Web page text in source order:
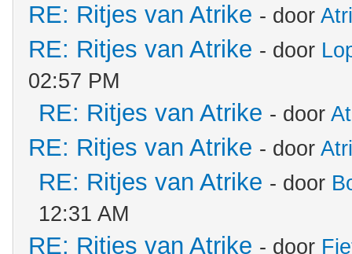
RE: Ritjes van Atrike - door
RE: Ritjes van Atrike - door
02:57 PM
RE: Ritjes van Atrike - door
RE: Ritjes van Atrike - door
RE: Ritjes van Atrike - door
12:31 AM
RE: Ritjes van Atrike - door